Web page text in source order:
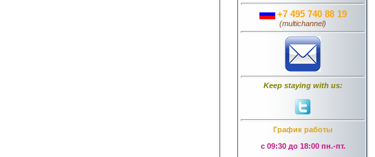
+7 495 740 88 19
(multichannel)
Keep staying with us:
График работы
с 09:30 до 18:00 пн.-пт.